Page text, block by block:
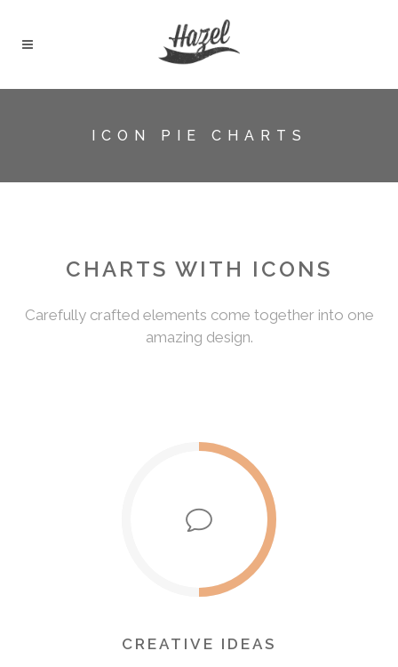
ICON PIE CHARTS
CHARTS WITH ICONS
Carefully crafted elements come together into one
amazing design.
CREATIVE IDEAS